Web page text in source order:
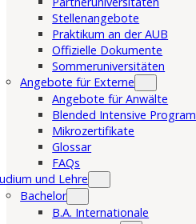
Stellenangebote
Praktikum an der AUB
Offizielle Dokumente
Sommeruniversitäten
Angebote für Externe
Angebote für Anwälte
Blended Intensive Program
Mikrozertifikate
Glossar
FAQs
und Lehre
Bachelor
B.A. Internationale